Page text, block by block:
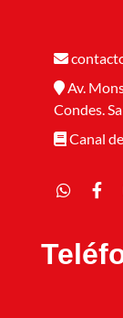
Av.
Condes.
Canal